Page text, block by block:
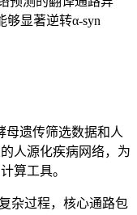
够显著逆转α-syn
母遗传筛选数据和人
人源化疾病网络，为
算工具。
杂过程，核心通路包